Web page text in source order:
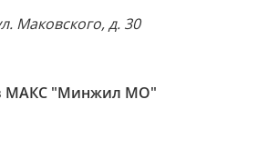
Маковского, д. 30
МАКС "Минжил МО"